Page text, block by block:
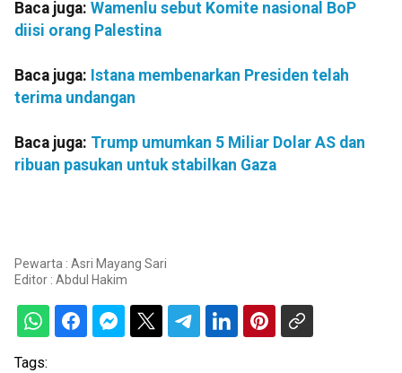
Baca juga: Wamenlu sebut Komite nasional BoP
diisi orang Palestina
Baca juga: Istana membenarkan Presiden telah
terima undangan
Baca juga: Trump umumkan 5 Miliar Dolar AS dan
ribuan pasukan untuk stabilkan Gaza
Pewarta : Asri Mayang Sari
Editor : Abdul Hakim
Tags: